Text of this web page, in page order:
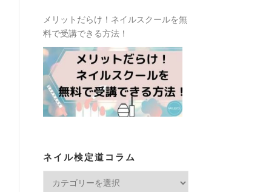
メリットだらけ！ネイルスクールを無
料で受講できる方法！
ネイル検定道コラム